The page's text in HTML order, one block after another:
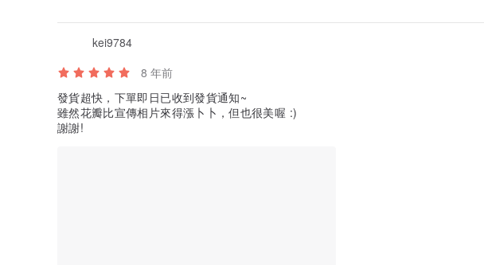
kei9784
8 年前
發貨超快，下單即日已收到發貨通知~
雖然花瓣比宣傳相片來得漲卜卜，但也很美喔 :)
謝謝!